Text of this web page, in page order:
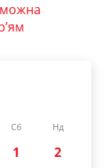
можна
Сб Нд
1
2